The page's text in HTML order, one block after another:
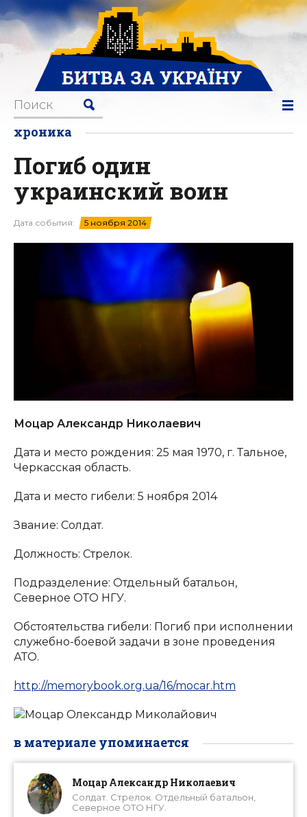
хроника
Погиб один
украинский воин
Дата события: 5 ноября 2014
Моцар Александр Николаевич
Дата и место рождения: 25 мая 1970, г. Тальное,
Черкасская область.
Дата и место гибели: 5 ноября 2014
Звание: Солдат.
Должность: Стрелок.
Подразделение: Отдельный батальон,
Северное ОТО НГУ.
Обстоятельства гибели: Погиб при исполнении
служебно-боевой задачи в зоне проведения
АТО.
http://memorybook.org.ua/16/mocar.htm
в материале упоминается
Моцар Александр Николаевич
Солдат. Стрелок. Отдельный батальон,
Северное ОТО НГУ.